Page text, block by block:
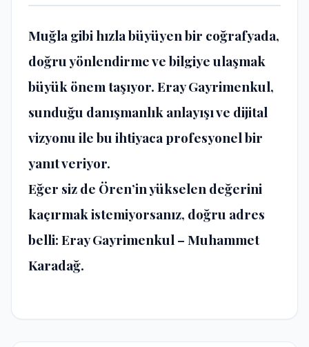
Muğla gibi hızla büyüyen bir coğrafyada,
doğru yönlendirme ve bilgiye ulaşmak
büyük önem taşıyor. Eray Gayrimenkul,
sunduğu danışmanlık anlayışı ve dijital
vizyonu ile bu ihtiyaca profesyonel bir
yanıt veriyor.
Eğer siz de Ören’in yükselen değerini
kaçırmak istemiyorsanız, doğru adres
belli: Eray Gayrimenkul – Muhammet
Karadağ.